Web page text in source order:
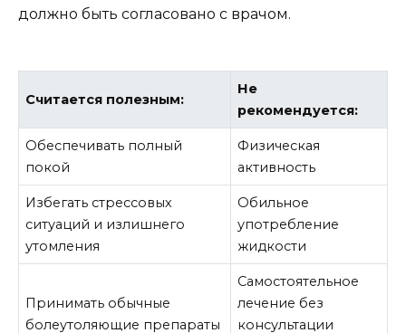
должно быть согласовано с врачом.
Считается полезным:
Не
рекомендуется:
Обеспечивать полный
покой
Физическая
активность
Избегать стрессовых
ситуаций и излишнего
утомления
Обильное
употребление
жидкости
Принимать обычные
болеутоляющие препараты
Самостоятельное
лечение без
консультации